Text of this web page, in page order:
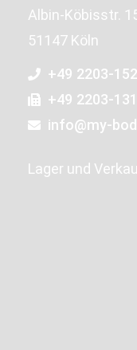
Albin-Köbisstr.
51147 Köln
+49 2203-
+49 2203-
info@my-
Lager und